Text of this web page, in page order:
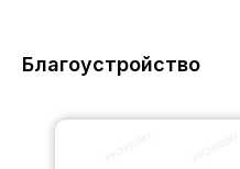
Благоустройство